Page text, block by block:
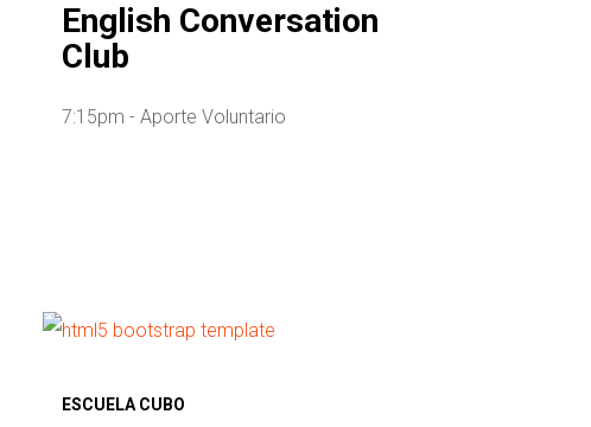
English Conversation
Club
7:15pm - Aporte Voluntario
ESCUELA CUBO